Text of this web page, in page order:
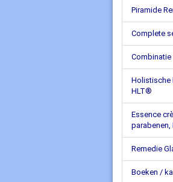
Piramide
Complete
Combinatie
Holistische
HLT®
Essence
parabenen,
Remedie
Boeken /